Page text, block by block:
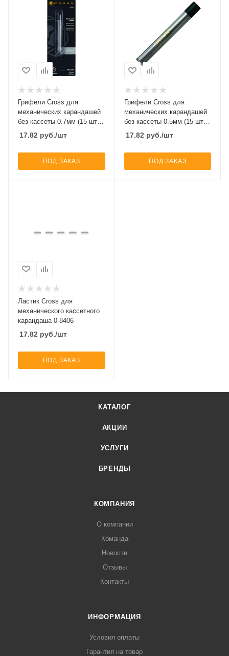
Грифели Cross для
механических карандашей
без кассеты 0.7мм (15 шт);
блистер
17.82 руб./шт
ПОД ЗАКАЗ
Грифели Cross для
механических карандашей
без кассеты 0.5мм (15 шт);
блистер
17.82 руб./шт
ПОД ЗАКАЗ
Ластик Cross для
механического кассетного
карандаша 0 8406
17.82 руб./шт
ПОД ЗАКАЗ
КАТАЛОГ
АКЦИИ
УСЛУГИ
БРЕНДЫ
КОМПАНИЯ
О компании
Команда
Новости
Отзывы
Контакты
ИНФОРМАЦИЯ
Условия оплаты
Гарантия на товар